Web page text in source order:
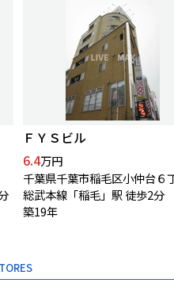
ＦＹＳビル
6.4万円
千葉県千葉市稲毛区小仲台６
総武本線「稲毛」駅 徒歩2分
築19年